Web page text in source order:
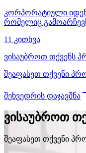
კორპორატიული
რომელიც
11 კითხვა
ვისაუბროთ თქვენს
შეაფასეთ თქვენი
შეხვედრის დაჯავშნა
ვისაუბროთ
შეაფასეთ თქვენი